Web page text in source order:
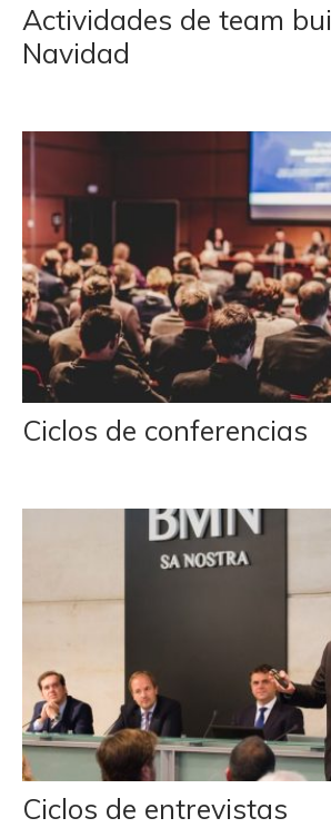
Actividades de team
Navidad
Ciclos de conferencias
Ciclos de entrevistas